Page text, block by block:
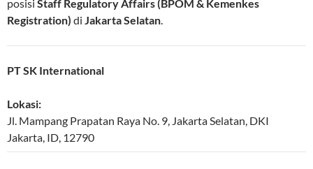
posisi Staff Regulatory Affairs (BPOM & Kemenkes
Registration) di Jakarta Selatan.
PT SK International
Lokasi:
Jl. Mampang Prapatan Raya No. 9, Jakarta Selatan, DKI
Jakarta, ID, 12790